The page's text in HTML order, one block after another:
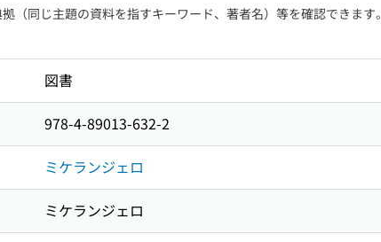
（同じ主題の資料を指すキーワード、著者名）等を確認できます。
図書
978-4-89013-632-2
ミケランジェロ
ミケランジェロ